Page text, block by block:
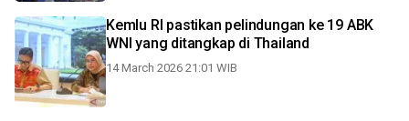
Kemlu RI pastikan pelindungan ke 19 ABK
WNI yang ditangkap di Thailand
14 March 2026 21:01 WIB